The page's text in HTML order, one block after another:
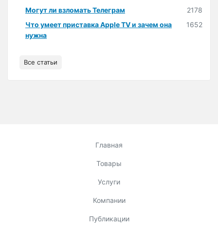
Могут ли взломать Телеграм
2178
Что умеет приставка Apple TV и зачем она
нужна
1652
Все статьи
Главная
Товары
Услуги
Компании
Публикации